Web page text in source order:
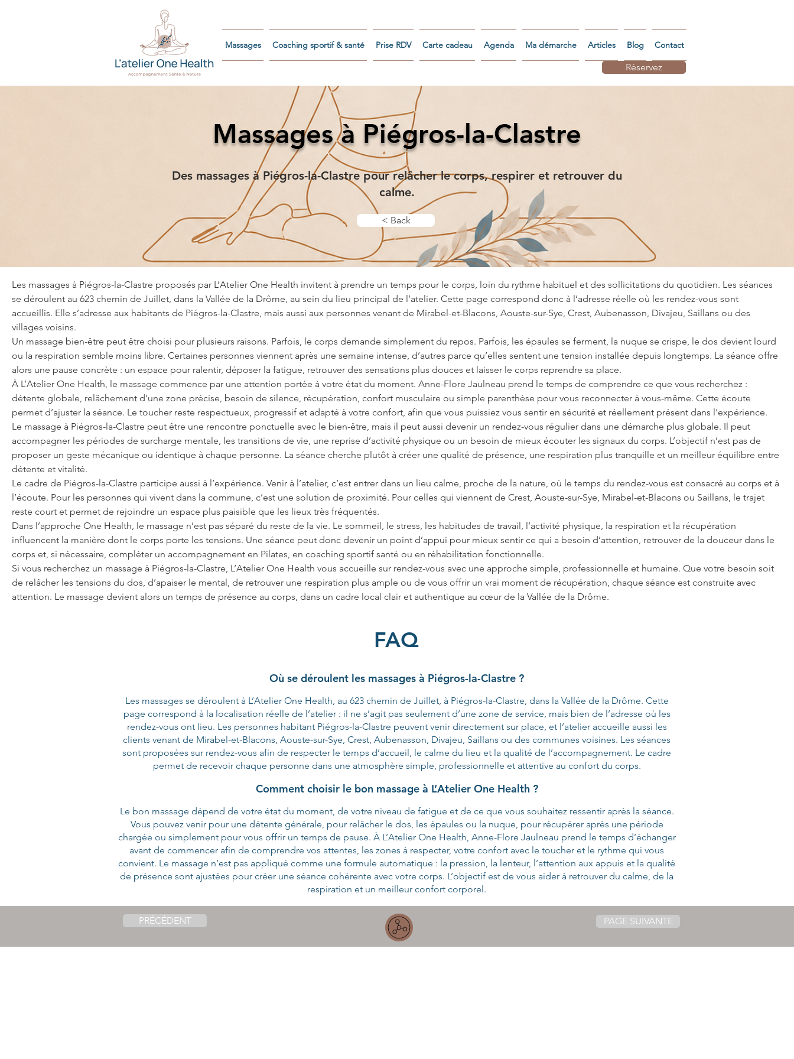
Massages Coaching sportif & santé Prise RDV Carte cadeau Agenda Ma démarche Articles Blog Contact
Réservez
Massages à Piégros-la-Clastre
Des massages à Piégros-la-Clastre pour relâcher le corps, respirer et retrouver du
calme.
< Back
Les massages à Piégros-la-Clastre proposés par L’Atelier One Health invitent à prendre un temps pour le corps, loin du rythme habituel et des sollicitations du quotidien. Les séances
se déroulent au 623 chemin de Juillet, dans la Vallée de la Drôme, au sein du lieu principal de l’atelier. Cette page correspond donc à l’adresse réelle où les rendez-vous sont
accueillis. Elle s’adresse aux habitants de Piégros-la-Clastre, mais aussi aux personnes venant de Mirabel-et-Blacons, Aouste-sur-Sye, Crest, Aubenasson, Divajeu, Saillans ou des
villages voisins.
Un massage bien-être peut être choisi pour plusieurs raisons. Parfois, le corps demande simplement du repos. Parfois, les épaules se ferment, la nuque se crispe, le dos devient lourd
ou la respiration semble moins libre. Certaines personnes viennent après une semaine intense, d’autres parce qu’elles sentent une tension installée depuis longtemps. La séance offre
alors une pause concrète : un espace pour ralentir, déposer la fatigue, retrouver des sensations plus douces et laisser le corps reprendre sa place.
À L’Atelier One Health, le massage commence par une attention portée à votre état du moment. Anne-Flore Jaulneau prend le temps de comprendre ce que vous recherchez :
détente globale, relâchement d’une zone précise, besoin de silence, récupération, confort musculaire ou simple parenthèse pour vous reconnecter à vous-même. Cette écoute
permet d’ajuster la séance. Le toucher reste respectueux, progressif et adapté à votre confort, afin que vous puissiez vous sentir en sécurité et réellement présent dans l’expérience.
Le massage à Piégros-la-Clastre peut être une rencontre ponctuelle avec le bien-être, mais il peut aussi devenir un rendez-vous régulier dans une démarche plus globale. Il peut
accompagner les périodes de surcharge mentale, les transitions de vie, une reprise d’activité physique ou un besoin de mieux écouter les signaux du corps. L’objectif n’est pas de
proposer un geste mécanique ou identique à chaque personne. La séance cherche plutôt à créer une qualité de présence, une respiration plus tranquille et un meilleur équilibre entre
détente et vitalité.
Le cadre de Piégros-la-Clastre participe aussi à l’expérience. Venir à l’atelier, c’est entrer dans un lieu calme, proche de la nature, où le temps du rendez-vous est consacré au corps et à
l’écoute. Pour les personnes qui vivent dans la commune, c’est une solution de proximité. Pour celles qui viennent de Crest, Aouste-sur-Sye, Mirabel-et-Blacons ou Saillans, le trajet
reste court et permet de rejoindre un espace plus paisible que les lieux très fréquentés.
Dans l’approche One Health, le massage n’est pas séparé du reste de la vie. Le sommeil, le stress, les habitudes de travail, l’activité physique, la respiration et la récupération
influencent la manière dont le corps porte les tensions. Une séance peut donc devenir un point d’appui pour mieux sentir ce qui a besoin d’attention, retrouver de la douceur dans le
corps et, si nécessaire, compléter un accompagnement en Pilates, en coaching sportif santé ou en réhabilitation fonctionnelle.
Si vous recherchez un massage à Piégros-la-Clastre, L’Atelier One Health vous accueille sur rendez-vous avec une approche simple, professionnelle et humaine. Que votre besoin soit
de relâcher les tensions du dos, d’apaiser le mental, de retrouver une respiration plus ample ou de vous offrir un vrai moment de récupération, chaque séance est construite avec
attention. Le massage devient alors un temps de présence au corps, dans un cadre local clair et authentique au cœur de la Vallée de la Drôme.
FAQ
Où se déroulent les massages à Piégros-la-Clastre ?
Les massages se déroulent à L’Atelier One Health, au 623 chemin de Juillet, à Piégros-la-Clastre, dans la Vallée de la Drôme. Cette
page correspond à la localisation réelle de l’atelier : il ne s’agit pas seulement d’une zone de service, mais bien de l’adresse où les
rendez-vous ont lieu. Les personnes habitant Piégros-la-Clastre peuvent venir directement sur place, et l’atelier accueille aussi les
clients venant de Mirabel-et-Blacons, Aouste-sur-Sye, Crest, Aubenasson, Divajeu, Saillans ou des communes voisines. Les séances
sont proposées sur rendez-vous afin de respecter le temps d’accueil, le calme du lieu et la qualité de l’accompagnement. Le cadre
permet de recevoir chaque personne dans une atmosphère simple, professionnelle et attentive au confort du corps.
Comment choisir le bon massage à L’Atelier One Health ?
Le bon massage dépend de votre état du moment, de votre niveau de fatigue et de ce que vous souhaitez ressentir après la séance.
Vous pouvez venir pour une détente générale, pour relâcher le dos, les épaules ou la nuque, pour récupérer après une période
chargée ou simplement pour vous offrir un temps de pause. À L’Atelier One Health, Anne-Flore Jaulneau prend le temps d’échanger
avant de commencer afin de comprendre vos attentes, les zones à respecter, votre confort avec le toucher et le rythme qui vous
convient. Le massage n’est pas appliqué comme une formule automatique : la pression, la lenteur, l’attention aux appuis et la qualité
de présence sont ajustées pour créer une séance cohérente avec votre corps. L’objectif est de vous aider à retrouver du calme, de la
respiration et un meilleur confort corporel.
PRÉCÉDENT PAGE SUIVANTE